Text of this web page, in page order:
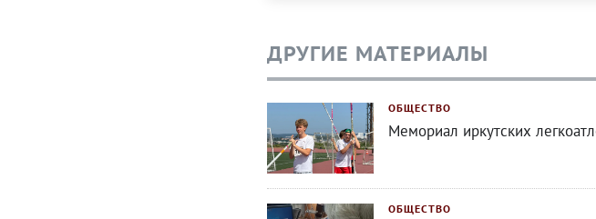
ДРУГИЕ МАТЕРИАЛЫ
ОБЩЕСТВО
Мемориал иркутских
ОБЩЕСТВО